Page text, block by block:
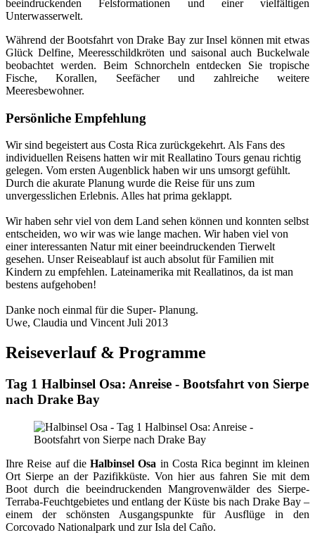
beeindruckenden Felsformationen und einer vielfältigen
Unterwasserwelt.
Während der Bootsfahrt von Drake Bay zur Insel können mit etwas
Glück Delfine, Meeresschildkröten und saisonal auch Buckelwale
beobachtet werden. Beim Schnorcheln entdecken Sie tropische
Fische, Korallen, Seefächer und zahlreiche weitere
Meeresbewohner.
Persönliche Empfehlung
Wir sind begeistert aus Costa Rica zurückgekehrt. Als Fans des
individuellen Reisens hatten wir mit Reallatino Tours genau richtig
gelegen. Vom ersten Augenblick haben wir uns umsorgt gefühlt.
Durch die akurate Planung wurde die Reise für uns zum
unvergesslichen Erlebnis. Alles hat prima geklappt.
Wir haben sehr viel von dem Land sehen können und konnten selbst
entscheiden, wo wir was wie lange machen. Wir haben viel von
einer interessanten Natur mit einer beeindruckenden Tierwelt
gesehen. Unser Reiseablauf ist auch absolut für Familien mit
Kindern zu empfehlen. Lateinamerika mit Reallatinos, da ist man
bestens aufgehoben!
Danke noch einmal für die Super- Planung.
Uwe, Claudia und Vincent Juli 2013
Reiseverlauf & Programme
Tag 1 Halbinsel Osa: Anreise - Bootsfahrt von Sierpe
nach Drake Bay
Ihre Reise auf dieHalbinsel Osa in Costa Rica beginnt im kleinen
Ort Sierpe an der Pazifikküste. Von hier aus fahren Sie mit dem
Boot durch die beeindruckenden Mangrovenwälder des Sierpe-
Terraba-Feuchtgebietes und entlang der Küste bis nach Drake Bay –
einem der schönsten Ausgangspunkte für Ausflüge in den
Corcovado Nationalpark und zur Isla del Caño.